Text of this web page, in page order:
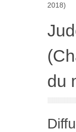
2018)
du